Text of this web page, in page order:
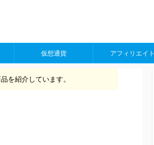
仮想通貨 アフィリエイト
を紹介しています。